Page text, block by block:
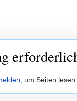
, um Seiten